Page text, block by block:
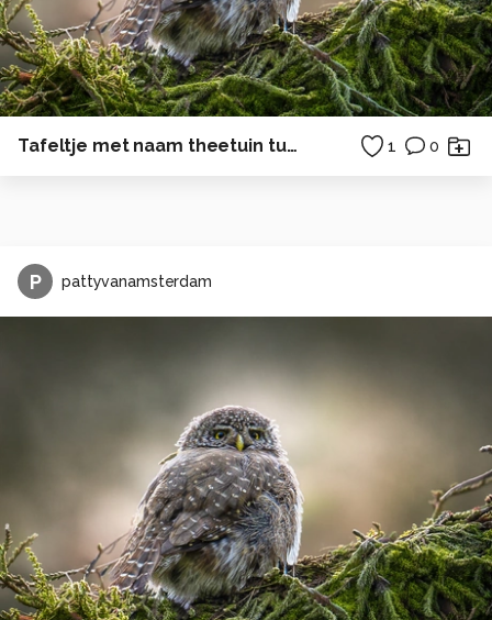
Tafeltje met naam theetuin tuin 1 0
P pattyvanamsterdam